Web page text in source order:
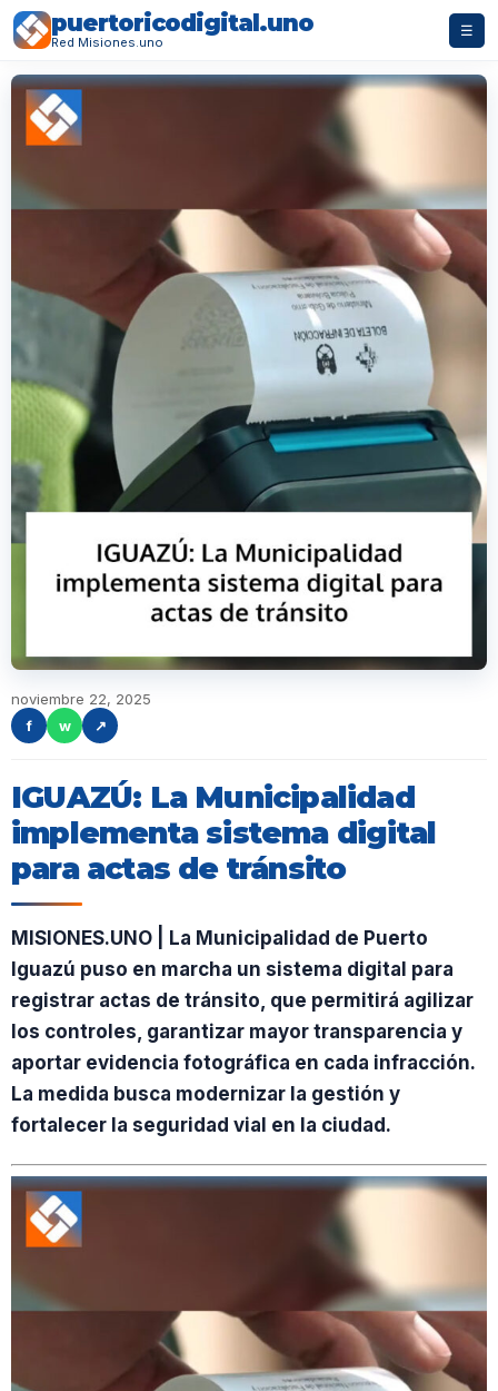
puertoricodigital.uno
Red Misiones.uno
☰
noviembre 22, 2025
f
w ↗
IGUAZÚ: La Municipalidad
implementa sistema digital
para actas de tránsito
MISIONES.UNO | La Municipalidad de Puerto
Iguazú puso en marcha un sistema digital para
registrar actas de tránsito, que permitirá agilizar
los controles, garantizar mayor transparencia y
aportar evidencia fotográfica en cada infracción.
La medida busca modernizar la gestión y
fortalecer la seguridad vial en la ciudad.